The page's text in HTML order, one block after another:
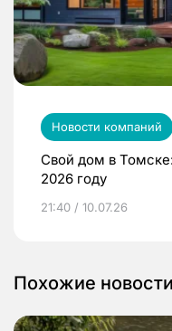
Новости компаний
Свой дом в
2026 году
21:40 / 10.07.26
Похожие новости